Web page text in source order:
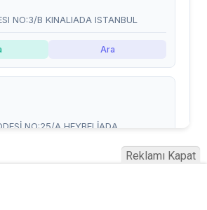
Reklamı Kapat